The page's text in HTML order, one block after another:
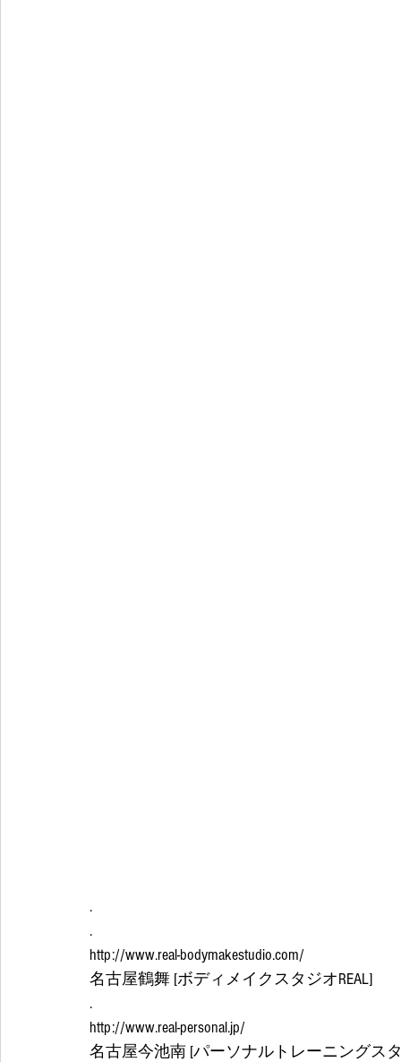
.
.
http://www.real-bodymakestudio.com/
名古屋鶴舞 [ボディメイクスタジオREAL]
.
http://www.real-personal.jp/
名古屋今池南 [パーソナルトレーニングスタ